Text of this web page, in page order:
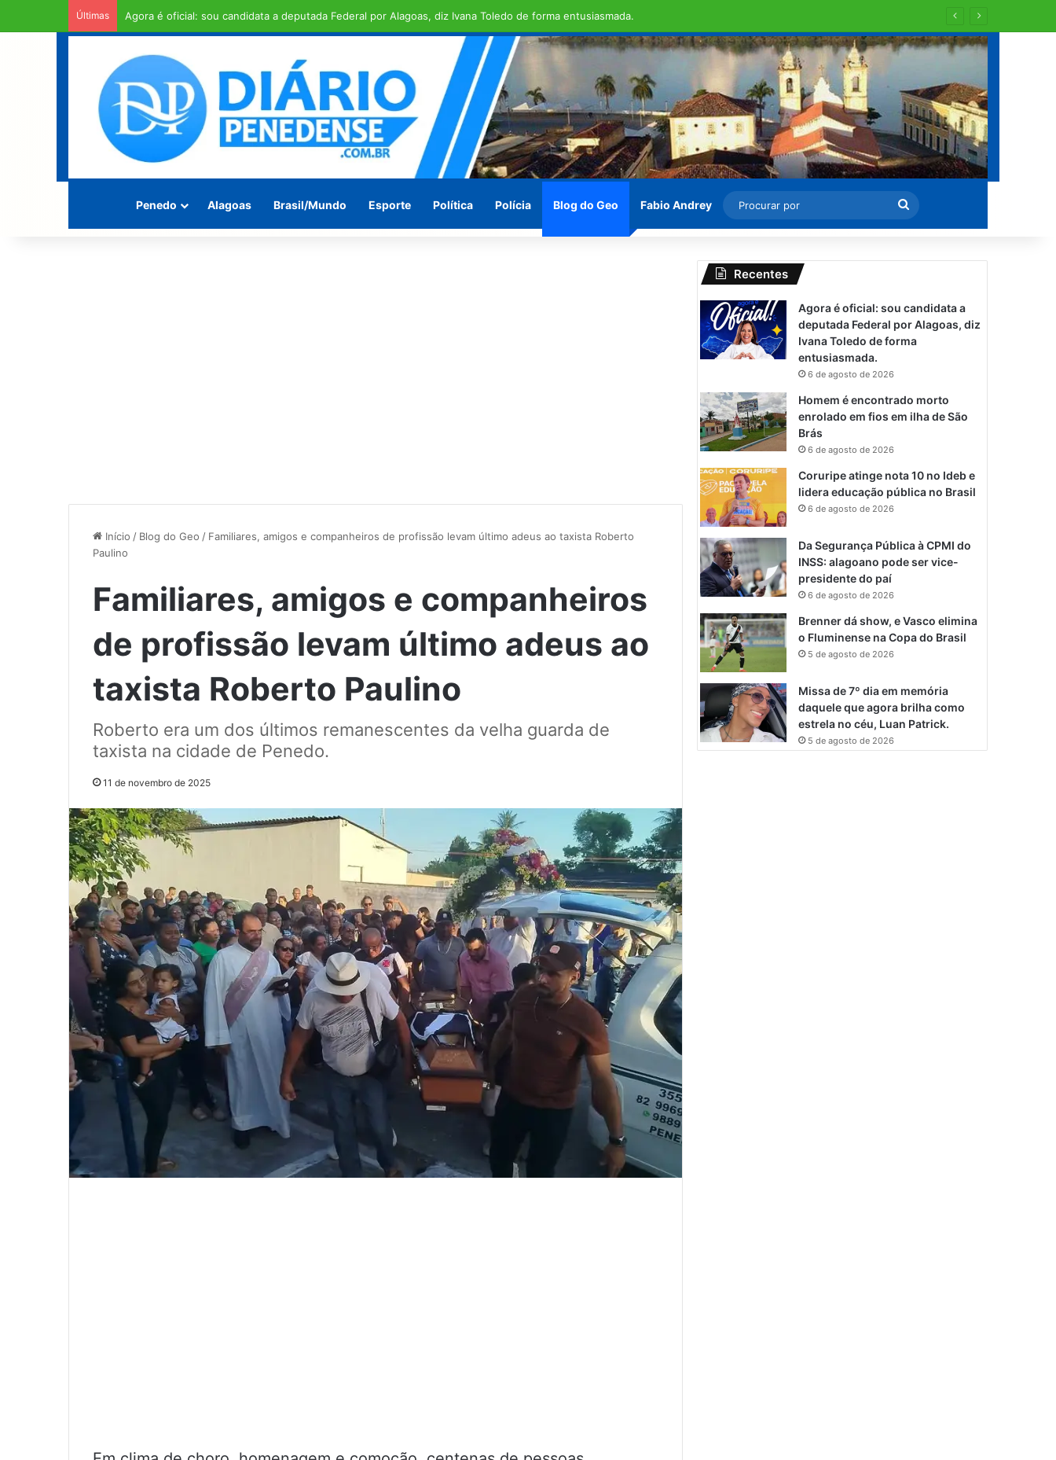
Últimas Homem é encontrado morto enrolado em fios em ilha de São Brás
Penedo Alagoas Brasil/Mundo Esporte Política Polícia Blog do Geo Fabio Andrey
Procurar
por
Início / Blog do Geo / Familiares, amigos e companheiros de profissão levam último adeus ao taxista Roberto
Paulino
Familiares, amigos e companheiros
de profissão levam último adeus ao
taxista Roberto Paulino
Roberto era um dos últimos remanescentes da velha guarda de
taxista na cidade de Penedo.
11 de novembro de 2025
Recentes
Agora é oficial: sou candidata a
deputada Federal por Alagoas, diz
Ivana Toledo de forma
entusiasmada.
6 de agosto de 2026
Homem é encontrado morto
enrolado em fios em ilha de São
Brás
6 de agosto de 2026
Coruripe atinge nota 10 no Ideb e
lidera educação pública no Brasil
6 de agosto de 2026
Da Segurança Pública à CPMI do
INSS: alagoano pode ser vice-
presidente do paí
6 de agosto de 2026
Brenner dá show, e Vasco elimina
o Fluminense na Copa do Brasil
5 de agosto de 2026
Missa de 7º dia em memória
daquele que agora brilha como
estrela no céu, Luan Patrick.
5 de agosto de 2026